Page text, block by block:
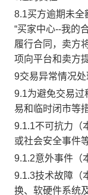
8.1买方逾期未全
“买家中心--我的
履行合同，卖方
项向平台和卖方
9交易异常情况处
9.1为避免交易过
易和临时闭市等
9.1.1不可抗力（
或社会安全事件
9.1.2意外事件（
9.1.3技术故障（
换、软硬件系统